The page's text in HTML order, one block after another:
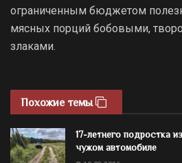
ограниченным бюджетом
мясных порций бобовыми,
злаками.
Похожие темы
17-летнего подростка
чужом автомобиле